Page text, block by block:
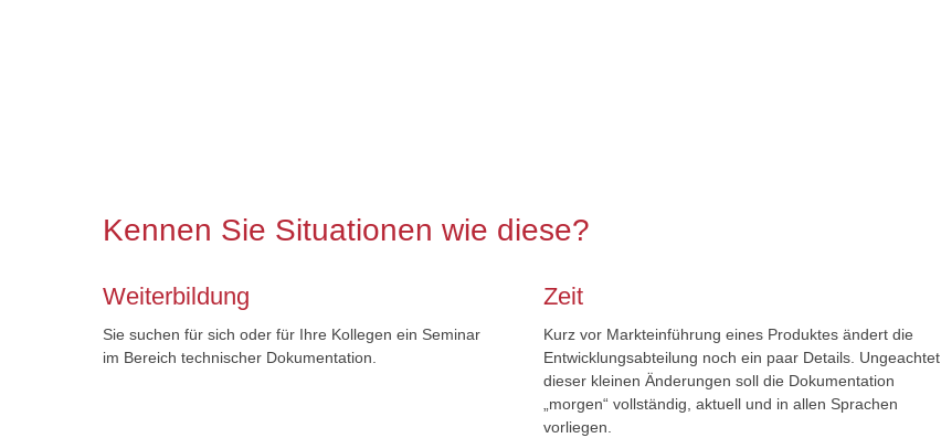
Kennen Sie Situationen wie diese?
Weiterbildung
Sie suchen für sich oder für Ihre Kollegen ein Seminar
im Bereich technischer Dokumentation.
Zeit
Kurz vor Markteinführung eines Produktes ändert die
Entwicklungsabteilung noch ein paar Details. Ungeachtet
dieser kleinen Änderungen soll die Dokumentation
„morgen“ vollständig, aktuell und in allen Sprachen
vorliegen.